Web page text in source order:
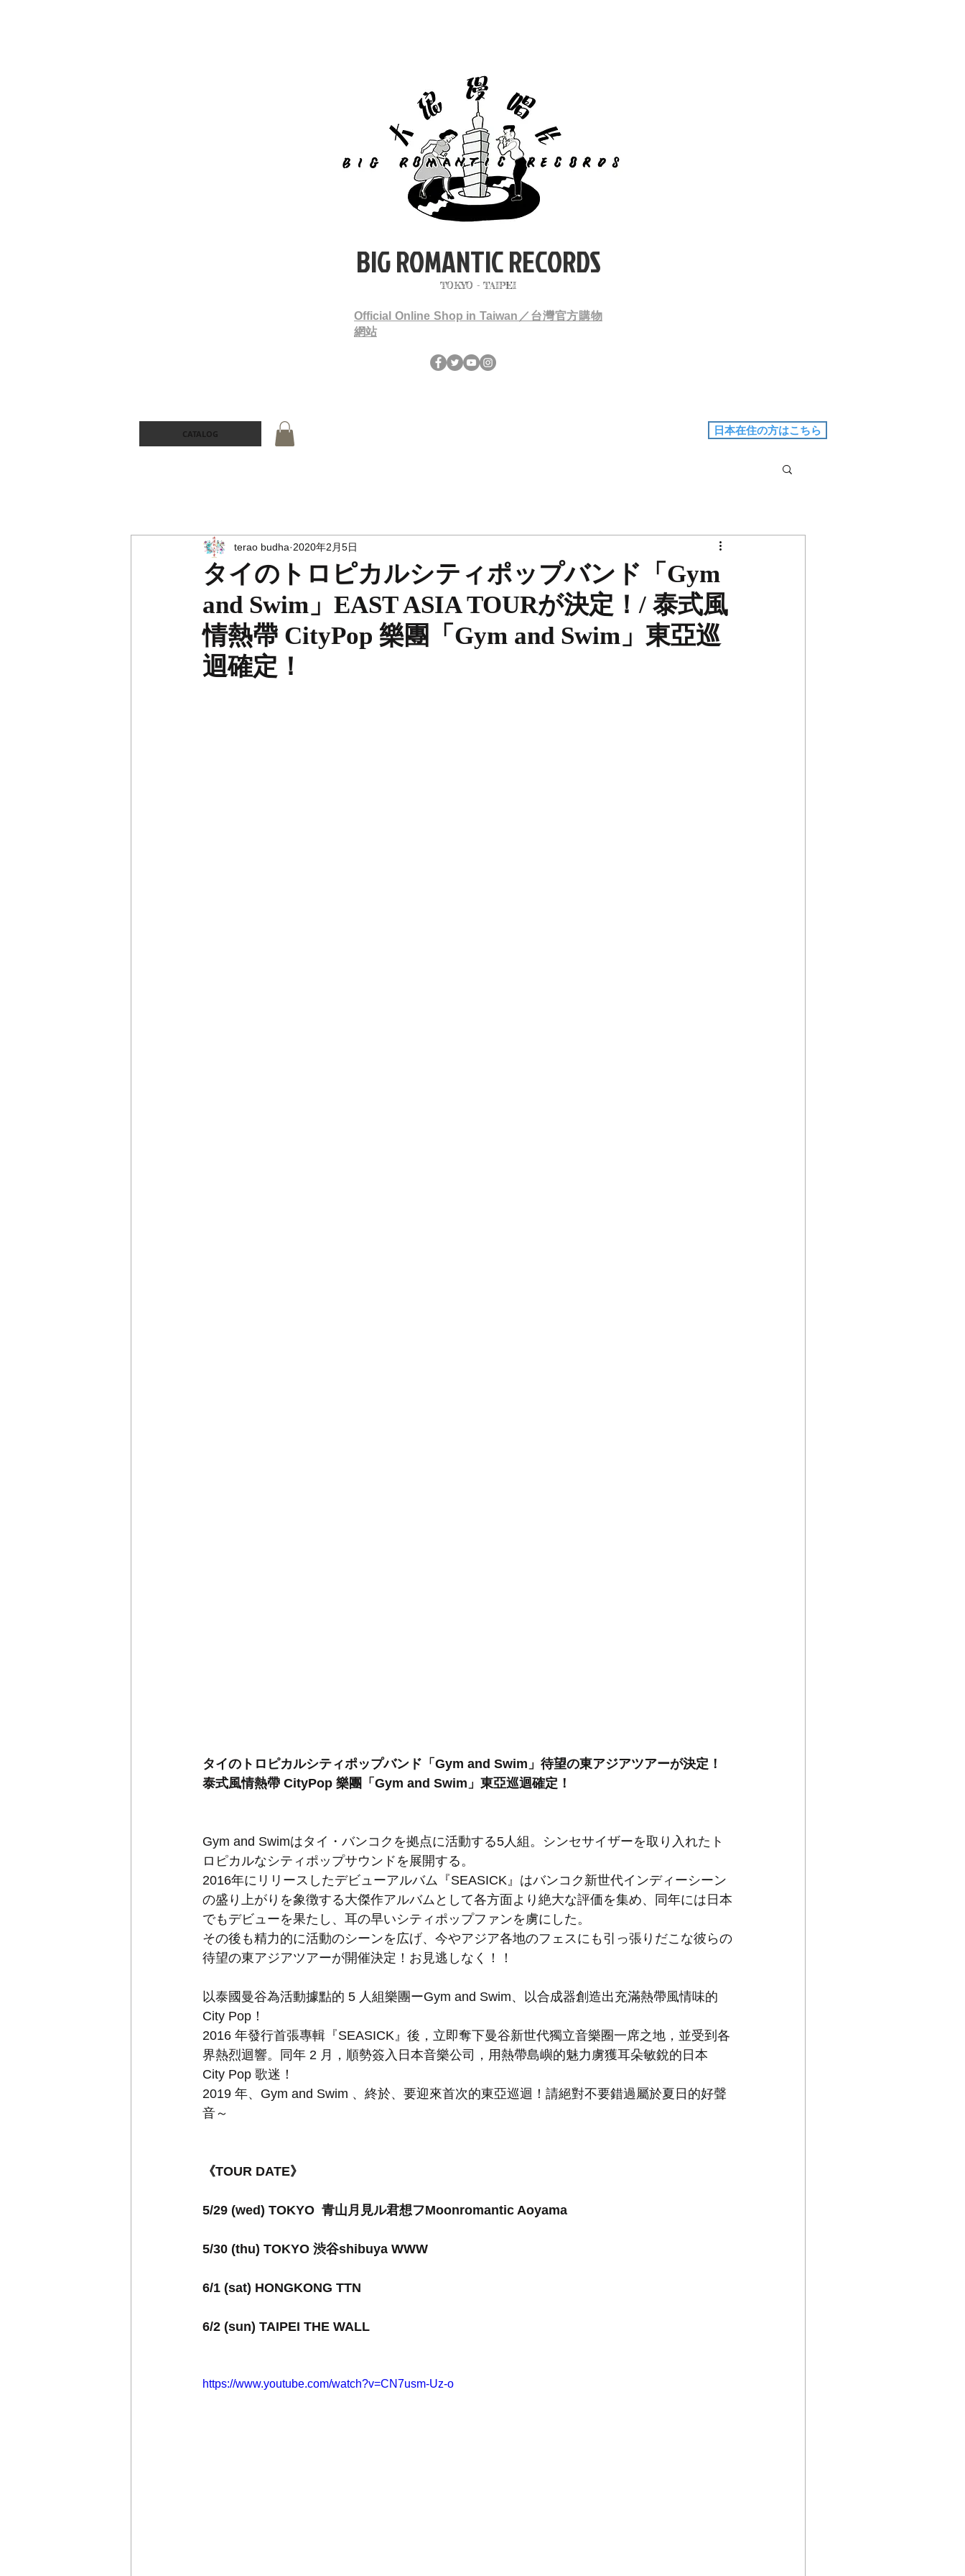
BIG ROMANTIC RECORDS
TOKYO - TAIPEI
Official Online Shop in Taiwan／台灣官方購物
網站
CATALOG 日本在住の方はこちら
タイのトロピカルシティポップバンド「Gym
and Swim」EAST ASIA TOURが決定！/ 泰式風
情熱帶 CityPop 樂團「Gym and Swim」東亞巡
迴確定！
terao budha 2020年2月5日
タイのトロピカルシティポップバンド「Gym and Swim」待望の東アジアツアーが決定！
泰式風情熱帶 CityPop 樂團「Gym and Swim」東亞巡迴確定！
Gym and Swimはタイ・バンコクを拠点に活動する5人組。シンセサイザーを取り入れたト
ロピカルなシティポップサウンドを展開する。
2016年にリリースしたデビューアルバム『SEASICK』はバンコク新世代インディーシーン
の盛り上がりを象徴する大傑作アルバムとして各方面より絶大な評価を集め、同年には日本
でもデビューを果たし、耳の早いシティポップファンを虜にした。
その後も精力的に活動のシーンを広げ、今やアジア各地のフェスにも引っ張りだこな彼らの
待望の東アジアツアーが開催決定！お見逃しなく！！
以泰國曼谷為活動據點的 5 人組樂團ーGym and Swim、以合成器創造出充滿熱帶風情味的
City Pop！
2016 年發行首張專輯『SEASICK』後，立即奪下曼谷新世代獨立音樂圈一席之地，並受到各
界熱烈迴響。同年 2 月，順勢簽入日本音樂公司，用熱帶島嶼的魅力虜獲耳朵敏銳的日本
City Pop 歌迷！
2019 年、Gym and Swim 、終於、要迎來首次的東亞巡迴！請絕對不要錯過屬於夏日的好聲
音～
《TOUR DATE》
5/29 (wed) TOKYO  青山月見ル君想フMoonromantic Aoyama
5/30 (thu) TOKYO 渋谷shibuya WWW
6/1 (sat) HONGKONG TTN
6/2 (sun) TAIPEI THE WALL
https://www.youtube.com/watch?v=CN7usm-Uz-o